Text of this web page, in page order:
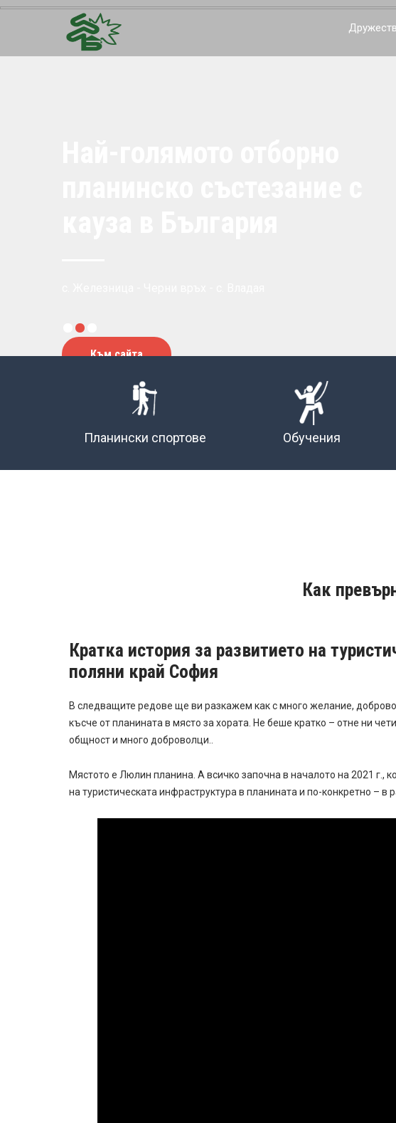
Към сайта
Планински спортове Обучения
Как
Кратка история за развитието на
поляни край София
В следващите редове ще ви разкажем как с много желание,
късче от планината в място за хората. Не беше кратко – отне ни
общност и много доброволци..
Мястото е Люлин планина. А всичко започна в началото на 2021 г.,
на туристическата инфраструктура в планината и по-конкретно – в